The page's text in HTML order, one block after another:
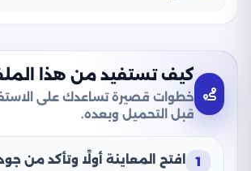
كيف تستفيد من هذا
خطوات قصيرة تساعدك على
قبل التحميل وبعده.
1
افتح المعاينة أولًا وتأكد من